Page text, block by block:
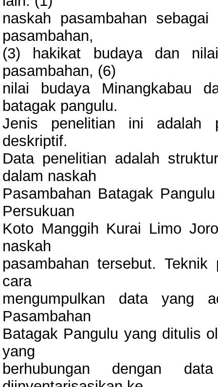
naskah pasambahan
pasambahan,
(3) hakikat budaya dan
pasambahan, (6)
nilai budaya Minangkabau
batagak pangulu.
Jenis penelitian ini adalah
deskriptif.
Data penelitian adalah
dalam naskah
Pasambahan Batagak
Persukuan
Koto Manggih Kurai Limo
naskah
pasambahan tersebut.
cara
mengumpulkan data yang
Pasambahan
Batagak Pangulu yang ditulis
yang
berhubungan dengan